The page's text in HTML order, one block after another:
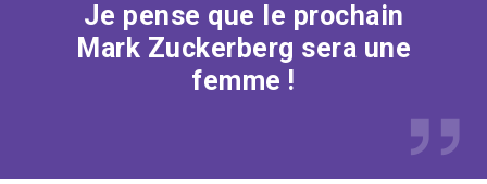
Je pense que le prochain
Mark Zuckerberg sera une
femme !